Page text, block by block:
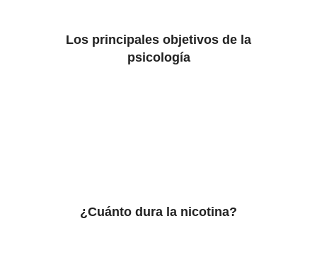
Los principales objetivos de la
psicología
¿Cuánto dura la nicotina?